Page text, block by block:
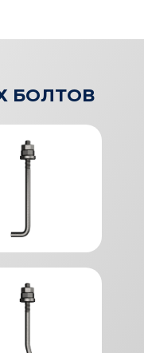
БОЛТОВ